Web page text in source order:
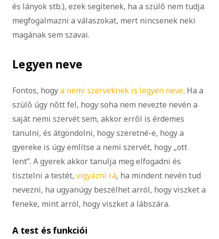
és lányok stb.), ezek segítenek, ha a szülő nem tudja
megfogalmazni a válaszokat, mert nincsenek neki
magának sem szavai.
Legyen neve
Fontos, hogya nemi szerveknek is legyen neve. Ha a
szülő úgy nőtt fel, hogy soha nem nevezte nevén a
saját nemi szervét sem, akkor erről is érdemes
tanulni, és átgondolni, hogy szeretné-e, hogy a
gyereke is úgy említse a nemi szervét, hogy „ott
lent”. A gyerek akkor tanulja meg elfogadni és
tisztelni a testét, vigyázni rá, ha mindent nevén tud
nevezni, ha ugyanúgy beszélhet arról, hogy viszket a
feneke, mint arról, hogy viszket a lábszára.
A test és funkciói